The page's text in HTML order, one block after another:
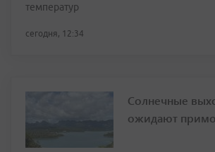
температур
сегодня, 12:34
Солнечные
ожидают